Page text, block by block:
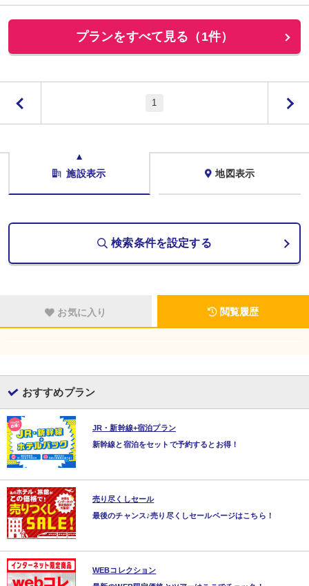
プランをすべて見る（1件）
1
施設表示 地図表示
検索条件を設定する
お気に入り 閲覧履歴
おすすめプラン
JR・新幹線+宿泊プラン
新幹線と宿泊をセットで予約するとお得！
売り尽くしセール
最後のチャンス♪売り尽くしセールページはこちら！
WEBコレクション